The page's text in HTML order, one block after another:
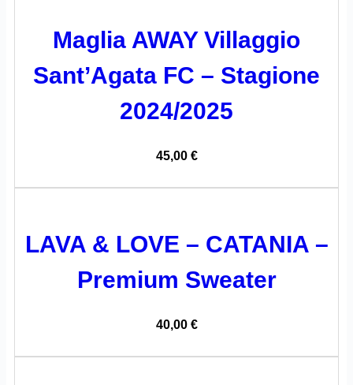
Maglia AWAY Villaggio
Sant’Agata FC – Stagione
2024/2025
45,00 €
LAVA & LOVE – CATANIA –
Premium Sweater
40,00 €